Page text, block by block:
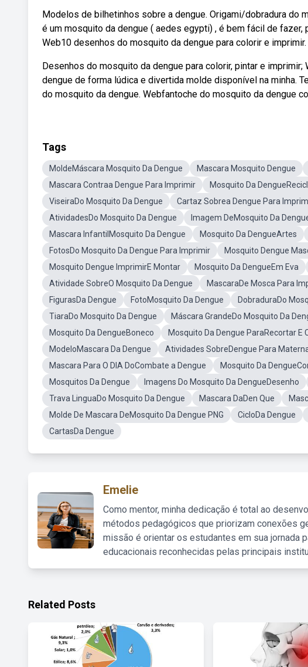
Modelos de bilhetinhos sobre a dengue. Origami/dobradura do
é um mosquito da dengue ( aedes egypti) , é bem fácil de
Web10 desenhos do mosquito da dengue para colorir e imprimir.
Desenhos do mosquito da dengue para colorir, pintar e
dengue de forma lúdica e divertida molde disponível na minha.
do mosquito da dengue. Webfantoche do mosquito da dengue
Tags
MoldeMáscara Mosquito Da Dengue Mascara Mosquito Dengue
Mascara Contraa Dengue Para Imprimir
Mosquito Da
ViseiraDo Mosquito Da Dengue
Cartaz Sobrea Dengue Para
AtividadesDo Mosquito Da Dengue
Imagem DeMosquito Da
Mascara InfantilMosquito Da Dengue
Mosquito Da DengueArtes
FotosDo Mosquito Da Dengue Para Imprimir
Mosquito Dengue
Mosquito Dengue ImprimirE Montar
Mosquito Da DengueEm Eva
Atividade SobreO Mosquito Da Dengue
MascaraDe Mosca Para
FigurasDa Dengue
FotoMosquito Da Dengue DobraduraDo
TiaraDo Mosquito Da Dengue
Máscara GrandeDo Mosquito Da
Mosquito Da DengueBoneco
Mosquito Da Dengue ParaRecortar E
ModeloMascara Da Dengue
Atividades SobreDengue Para
Mascara Para O DIA DoCombate a Dengue
Mosquito Da
Mosquitos Da Dengue
Imagens Do Mosquito Da DengueDesenho
Trava LinguaDo Mosquito Da Dengue
Mascara DaDen Que
Molde De Mascara DeMosquito Da Dengue PNG
CicloDa Dengue
CartasDa Dengue
Emelie
Como mentor, minha dedicação é total ao
métodos pedagógicos que priorizam conexões
missão é orientar os estudantes em sua jornada
educacionais reconhecidas pelas principais
Related Posts